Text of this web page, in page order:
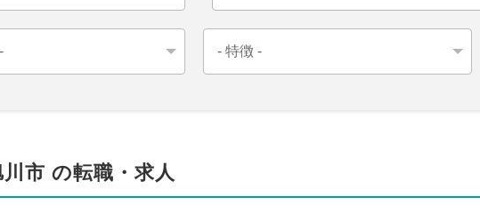
市 の転職・求人